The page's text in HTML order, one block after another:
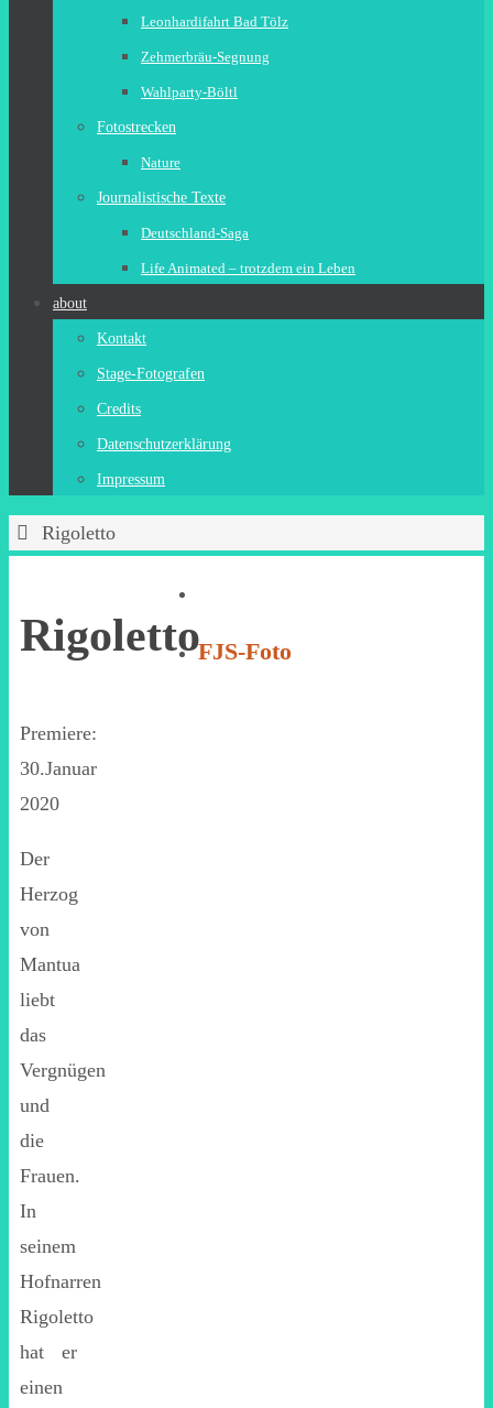
Leonhardifahrt Bad Tölz
Zehmerbräu-Segnung
Wahlparty-Böltl
Fotostrecken
Nature
Journalistische Texte
Deutschland-Saga
Life Animated – trotzdem ein Leben
about
Kontakt
Stage-Fotografen
Credits
Datenschutzerklärung
Impressum
StartRigoletto
Rigoletto
Premiere:
30.Januar
2020
Der
Herzog
von
Mantua
liebt
das
Vergnügen
und
die
Frauen.
In
seinem
Hofnarren
Rigoletto
hat er
einen
FJS-Foto